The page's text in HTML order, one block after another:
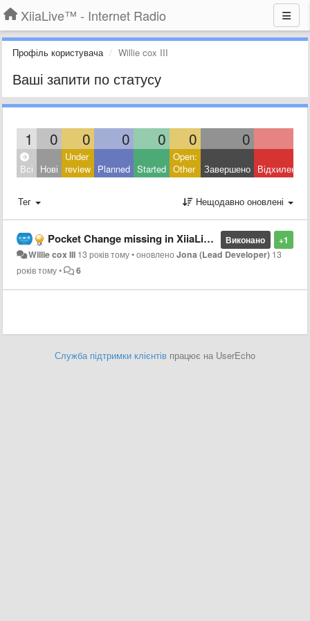
XiiaLive™ - Internet Radio
Профіль користувача Willie cox III
Ваші запити по статусу
1 0 0 0 0 0 0
Всі Нові
Under
review Planned Started
Open:
Other
Завершено Відхилено
Тег Нещодавно оновлені
+1
Виконано
Pocket Change missing in XiiaLive Pro
Willie cox III 13 років тому•оновленоJona (Lead Developer) 13
років тому• 6
Служба підтримки клієнтів працює на UserEcho